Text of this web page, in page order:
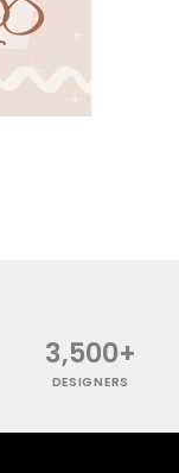
3,500+
DESIGNERS